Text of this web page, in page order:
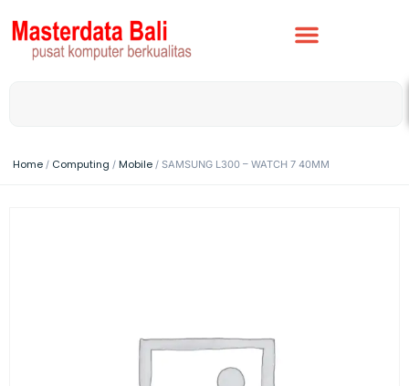
Home / Computing / Mobile / SAMSUNG L300 – WATCH 7 40MM